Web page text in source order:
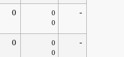
0
0
0
-
0
0
0
-